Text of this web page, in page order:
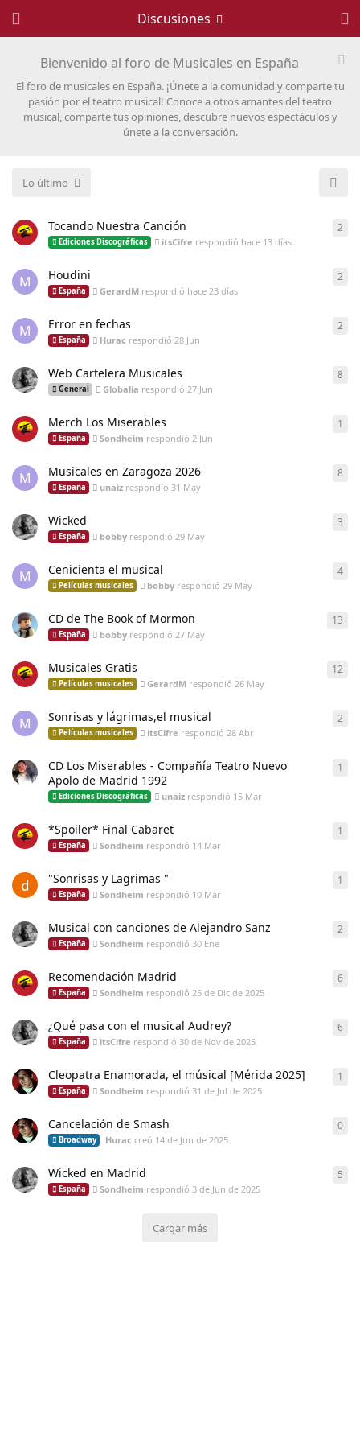
Bienvenido al foro de Musicales en España
El foro de musicales en España. ¡Únete a la comunidad y comparte tu
pasión por el teatro musical! Conoce a otros amantes del teatro
musical, comparte tus opiniones, descubre nuevos espectáculos y
únete a la conversación.
Discusiones
Lo último
Tocando Nuestra Canción
Ediciones Discográficas itsCifre respondió hace 13 días
2
M Houdini
España GerardM respondió hace 23 días
2
M Error en fechas
España Hurac respondió28 Jun
2
Web Cartelera Musicales
General Globalia respondió27 Jun
8
Merch Los Miserables
España Sondheim respondió2 Jun
1
M Musicales en Zaragoza 2026
España unaiz respondió31 May
8
Wicked
España bobby respondió29 May
3
M Cenicienta el musical
Películas musicales bobby respondió29 May
4
CD de The Book of Mormon
España bobby respondió27 May
13
Musicales Gratis
Películas musicales GerardM respondió26 May
12
M Sonrisas y lágrimas,el musical
Películas musicales itsCifre respondió28 Abr
2
CD Los Miserables - Compañía Teatro Nuevo
Apolo de Madrid 1992
Ediciones Discográficas unaiz respondió 15 Mar
1
*Spoiler* Final Cabaret
España Sondheim respondió 14 Mar
1
"Sonrisas y Lagrimas "
España Sondheim respondió 10 Mar
1
Musical con canciones de Alejandro Sanz
España Sondheim respondió30 Ene
2
Recomendación Madrid
España Sondheim respondió25 de Dic de 2025
6
¿Qué pasa con el musical Audrey?
España itsCifre respondió30 de Nov de 2025
6
Cleopatra Enamorada, el músical [Mérida 2025]
España Sondheim respondió31 de Jul de 2025
1
Cancelación de Smash
Broadway Hurac creó 14 de Jun de 2025
0
Wicked en Madrid
España Sondheim respondió3 de Jun de 2025
5
Cargar más